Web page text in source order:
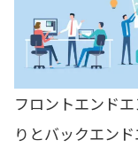
フロントエンド
りとバックエン